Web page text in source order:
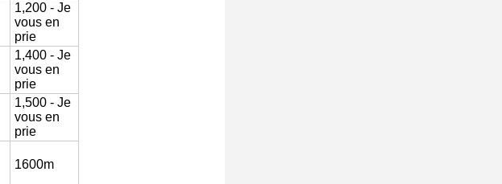
1,200 - Je
vous en
prie
1,400 - Je
vous en
prie
1,500 - Je
vous en
prie
1600m